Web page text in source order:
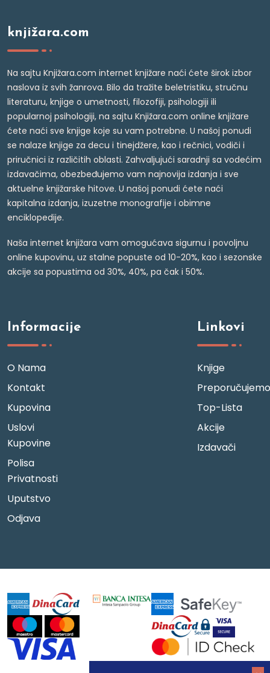
knjižara.com
Na sajtu Knjižara.com internet knjižare naći ćete širok izbor
naslova iz svih žanrova. Bilo da tražite beletristiku, stručnu
literaturu, knjige o umetnosti, filozofiji, psihologiji ili
popularnoj psihologiji, na sajtu Knjižara.com online knjižare
ćete naći sve knjige koje su vam potrebne. U našoj ponudi
se nalaze knjige za decu i tinejdžere, kao i rečnici, vodiči i
priručnici iz različitih oblasti. Zahvaljujući saradnji sa vodećim
izdavačima, obezbeđujemo vam najnovija izdanja i sve
aktuelne knjižarske hitove. U našoj ponudi ćete naći
kapitalna izdanja, izuzetne monografije i obimne
enciklopedije.
Naša internet knjižara vam omogućava sigurnu i povoljnu
online kupovinu, uz stalne popuste od 10-20%, kao i sezonske
akcije sa popustima od 30%, 40%, pa čak i 50%.
Informacije
O Nama
Kontakt
Kupovina
Uslovi
Kupovine
Polisa
Privatnosti
Uputstvo
Odjava
Linkovi
Knjige
Preporučujemo
Top-Lista
Akcije
Izdavači